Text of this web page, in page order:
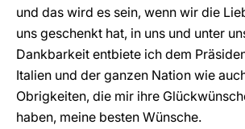
und das wird es sein, wenn wir die
uns geschenkt hat, in uns und unter
Dankbarkeit entbiete ich dem
Italien und der ganzen Nation wie
Obrigkeiten, die mir ihre
haben, meine besten Wünsche.